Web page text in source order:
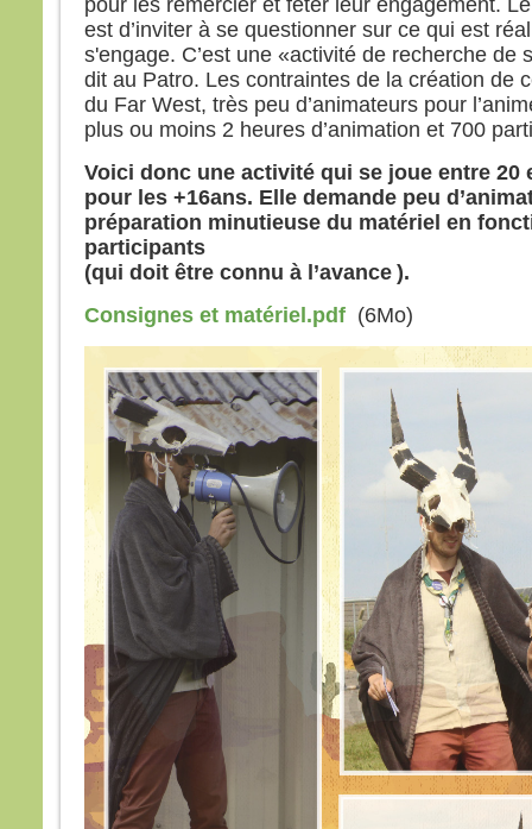
«
si le
il
mais
Qui
la
qui
pour les remercier et fêter leur engagement.
est d’inviter à se questionner sur ce qui est
s'engage. C’est une «activité de recherche de
dit au Patro. Les contraintes de la création de
du Far West, très peu d’animateurs pour
plus ou moins 2 heures d’animation et 700
Voici donc une activité qui se joue entre 20
pour les +16ans. Elle demande peu
préparation minutieuse du matériel en
participants
(qui doit être connu à l’avance ).
Consignes et matériel.pdf (6Mo)